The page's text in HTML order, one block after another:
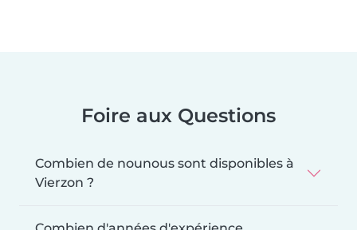
Foire aux Questions
Combien de nounous sont disponibles à
Vierzon ?